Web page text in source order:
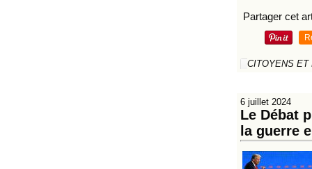
Partager cet
CITOYENS ET
6 juillet 2024
Le Débat
la guerre